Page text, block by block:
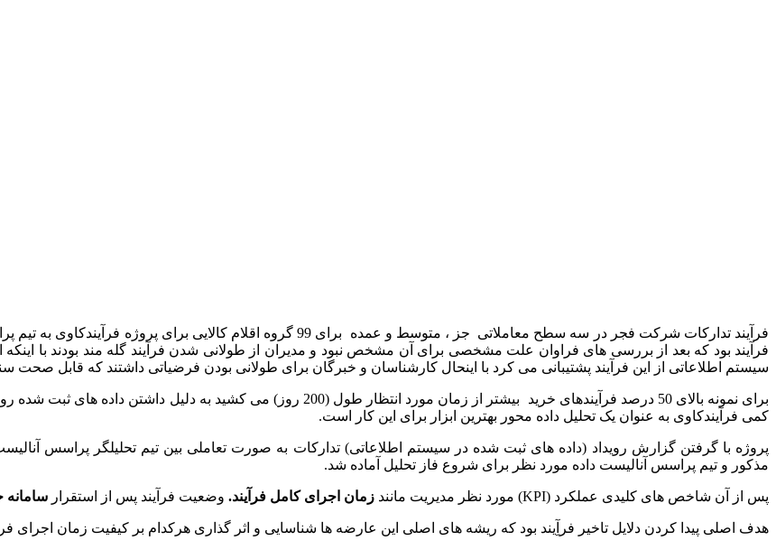
فرآیند تدارکات شرکت فجر در سه سطح معاملاتی جز ، متوسط و عمده برای 99 گروه
سیستم اطلاعاتی از این فرآیند پشتیبانی می کرد با اینحال کارشناسان و خبرگان برای طولانی بودن فرضیاتی داشتند که قابل صحت
برای نمونه بالای 50 درصد فرآیندهای خرید بیشتر از زمان مورد انتظار طول
کمی فرآیندکاوی به عنوان یک تحلیل داده محور بهترین ابزار برای این کار است.
پروژه با گرفتن گزارش رویداد (داده های ثبت شده در سیستم اطلاعاتی) تدارکات به صورت تعاملی بین تیم تحلیلگر پراسس
مذکور و تیم پراسس آنالیست داده مورد نظر برای شروع فاز تحلیل آماده شد.
پس از آن شاخص های کلیدی عملکرد (KPI) مورد نظر مدیریت مانند زمان اجرای کامل فرآیند. وضعیت فرآیند پس از استقرار سامانه
هدف اصلی پیدا کردن دلایل تاخیر فرآِیند بود که ریشه های اصلی این عارضه ها شناسایی و اثر گذاری هرکدام بر کیفیت زمان اجرای